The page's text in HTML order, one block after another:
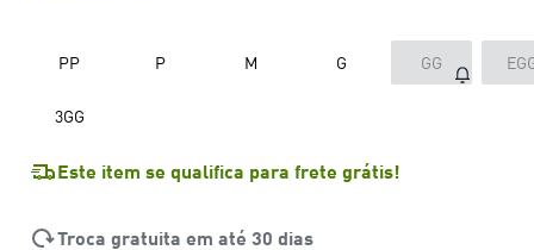
PP P M G GG
3GG
Este item se qualifica para frete grátis!
Troca gratuita em até 30 dias